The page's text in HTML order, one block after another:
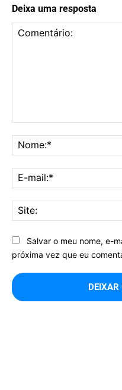
Deixa uma resposta
Salvar o meu nome, e-
próxima vez que eu